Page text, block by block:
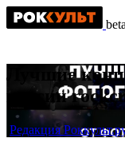
beta
Лучшие
версии
Редакция